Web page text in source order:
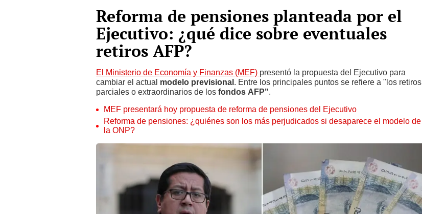
Reforma de pensiones planteada por el
Ejecutivo: ¿qué dice sobre eventuales
retiros AFP?
El Ministerio de Economía y Finanzas (MEF) presentó la propuesta del Ejecutivo para
cambiar el actual modelo previsional. Entre los principales puntos se refiere a "los retiros
parciales o extraordinarios de los fondos AFP".
MEF presentará hoy propuesta de reforma de pensiones del Ejecutivo
Reforma de pensiones: ¿quiénes son los más perjudicados si desaparece el modelo de
la ONP?